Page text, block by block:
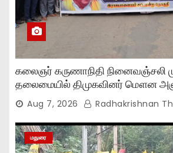
கலைஞர் கருணாநிதி நினைவஞ்சலி
தலைமையில் திமுகவினர் மௌன
Aug 7, 2026 Radhakrishnan
மதுரை